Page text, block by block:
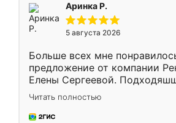
Аринка Р.
5 августа 2026
Больше всех мне
предложение от компании
Елены Сергеевой.
короткие сроки
для замера сотрудник
предложил по моему эскизу
Читать полностью